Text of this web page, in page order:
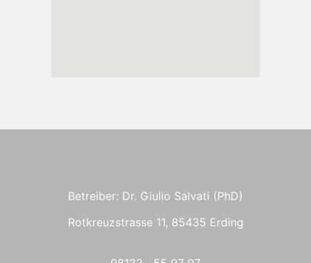
Betreiber: Dr. Giulio Salvati (PhD)
Rotkreuzstrasse 11, 85435 Erding